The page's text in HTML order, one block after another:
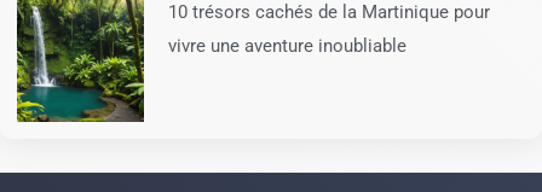
10 trésors cachés de la Martinique pour
vivre une aventure inoubliable